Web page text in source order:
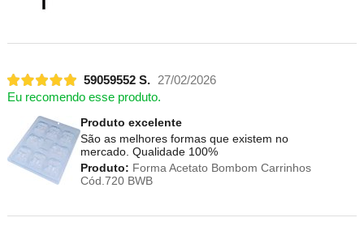
59059552 S.
27/02/2026
Eu recomendo esse produto.
Produto excelente
São as melhores formas que existem no
mercado. Qualidade 100%
Produto: Forma Acetato Bombom Carrinhos
Cód.720 BWB